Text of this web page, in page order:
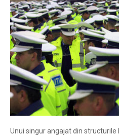
Unui singur angajat din